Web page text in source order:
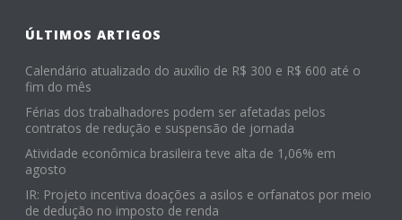
ÚLTIMOS ARTIGOS
Calendário atualizado do auxílio de R$ 300 e R$ 600 até o
fim do mês
Férias dos trabalhadores podem ser afetadas pelos
contratos de redução e suspensão de jornada
Atividade econômica brasileira teve alta de 1,06% em
agosto
IR: Projeto incentiva doações a asilos e orfanatos por meio
de dedução no imposto de renda